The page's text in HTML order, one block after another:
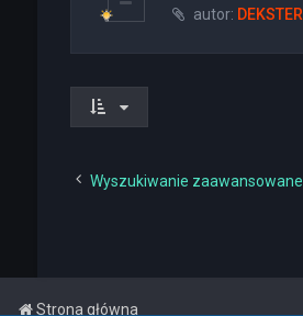
autor: DEKSTER
Wyszukiwanie zaawansowane
Strona główna